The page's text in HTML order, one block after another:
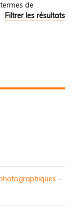
de
Filtrer les résultats
-